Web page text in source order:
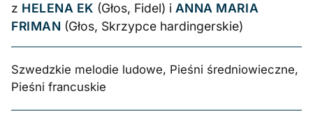
z HELENA EK (Głos, Fidel) i ANNA MARIA
FRIMAN (Głos, Skrzypce hardingerskie)
Szwedzkie melodie ludowe, Pieśni średniowieczne,
Pieśni francuskie